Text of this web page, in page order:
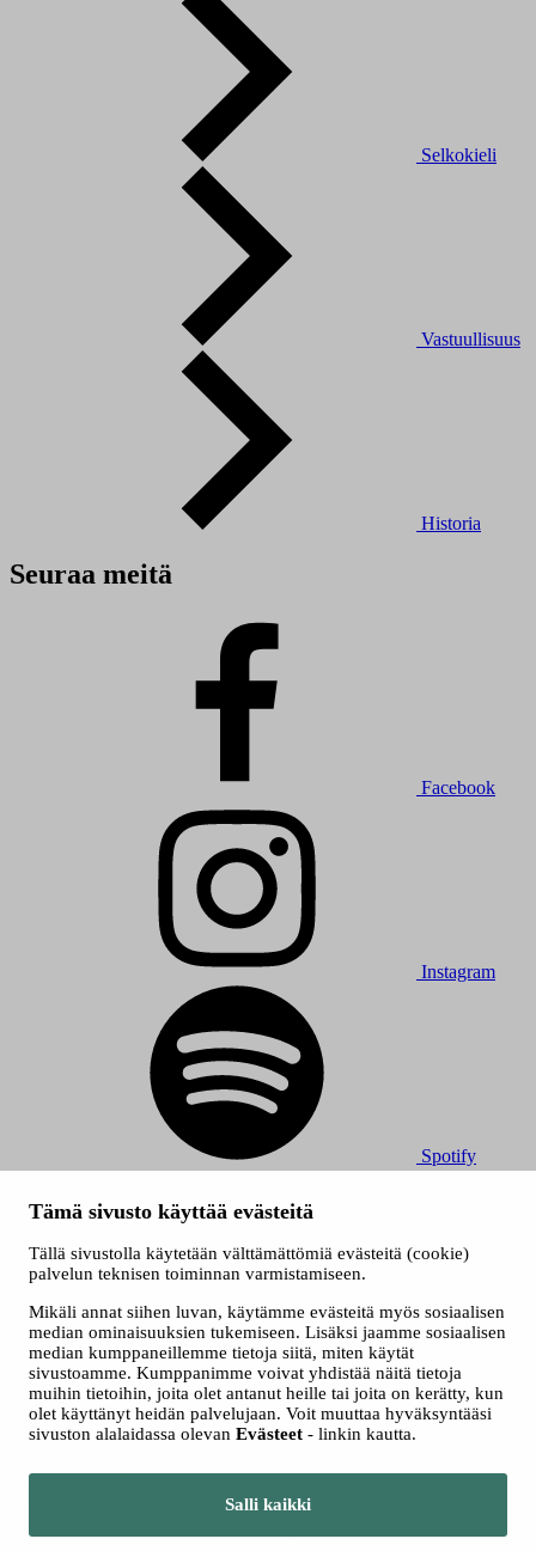
Tämä sivusto käyttää evästeitä
Tällä sivustolla käytetään välttämättömiä evästeitä (cookie)
palvelun teknisen toiminnan varmistamiseen.
Mikäli annat siihen luvan, käytämme evästeitä myös sosiaalisen
median ominaisuuksien tukemiseen. Lisäksi jaamme sosiaalisen
median kumppaneillemme tietoja siitä, miten käytät
sivustoamme. Kumppanimme voivat yhdistää näitä tietoja
muihin tietoihin, joita olet antanut heille tai joita on kerätty, kun
olet käyttänyt heidän palvelujaan. Voit muuttaa hyväksyntääsi
sivuston alalaidassa olevan Evästeet - linkin kautta.
Salli kaikki
Selkokieli
Vastuullisuus
Historia
Seuraa meitä
Facebook
Instagram
Spotify
Kaikki oikeudet muutoksiin pidätetään.
Saavutettavuusseloste
Tietosuojaselosteet